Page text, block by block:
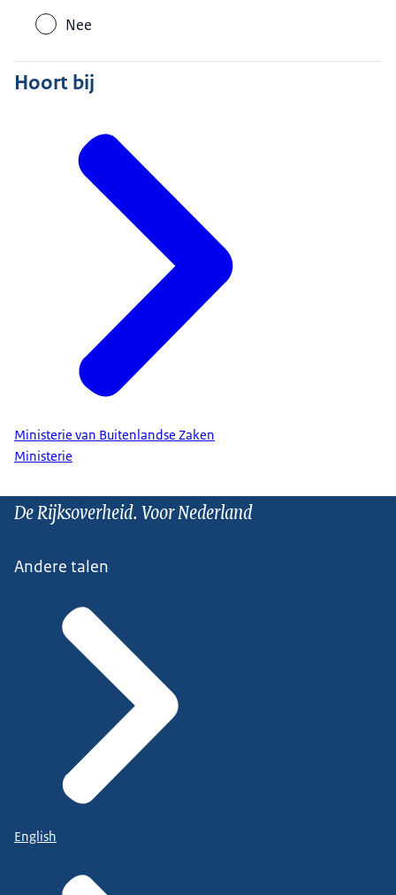
Nee
Hoort bij
Ministerie van Buitenlandse Zaken
Ministerie
De Rijksoverheid. Voor Nederland
Andere talen
English